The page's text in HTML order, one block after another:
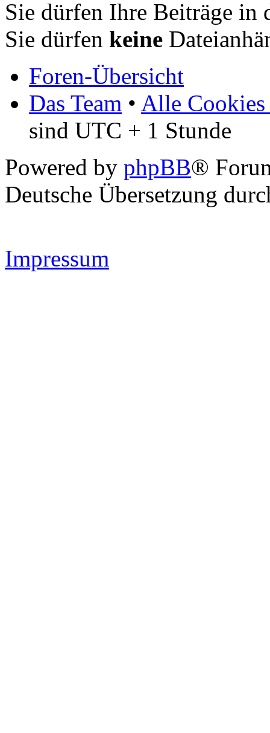
Sie dürfen Ihre Beiträge in
Sie dürfen keine
Foren-Übersicht
Das Team • Alle Cookies
sind UTC + 1 Stunde
Powered by phpBB®
Deutsche Übersetzung
Impressum